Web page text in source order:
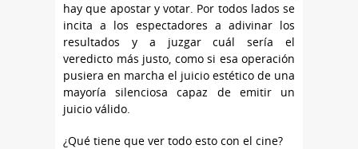
hay que apostar y votar. Por todos lados se
incita a los espectadores a adivinar los
resultados y a juzgar cuál sería el
veredicto más justo, como si esa operación
pusiera en marcha el juicio estético de una
mayoría silenciosa capaz de emitir un
juicio válido.
¿Qué tiene que ver todo esto con el cine?